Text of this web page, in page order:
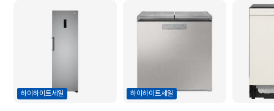
하이하이트세일 하이하이트세일